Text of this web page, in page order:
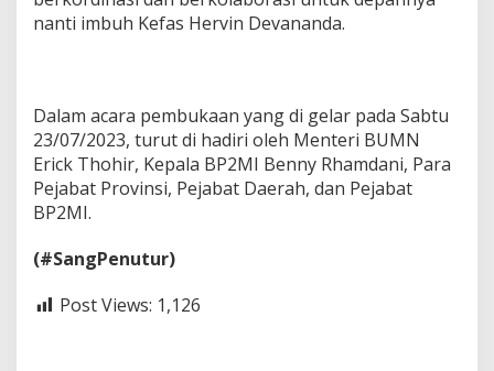
nanti imbuh Kefas Hervin Devananda.
Dalam acara pembukaan yang di gelar pada Sabtu
23/07/2023, turut di hadiri oleh Menteri BUMN
Erick Thohir, Kepala BP2MI Benny Rhamdani, Para
Pejabat Provinsi, Pejabat Daerah, dan Pejabat
BP2MI.
(#SangPenutur)
Post Views: 1,126